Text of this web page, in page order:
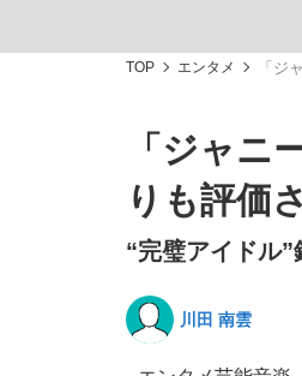
「敗因分析
キングの誕
TOP エンタメ 「ジ
「ジャニ
りも評価
“完璧アイドル
川田 南雲